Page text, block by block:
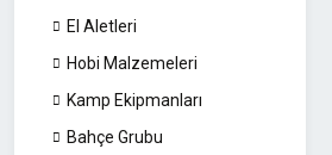
El Aletleri
Hobi Malzemeleri
Kamp Ekipmanları
Bahçe Grubu